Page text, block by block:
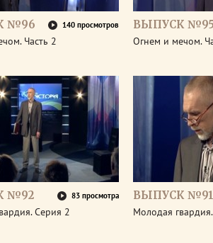
№96 140 просмотров
Часть 2
ВЫПУСК
Огнем и мечом.
№92 83 просмотра
Серия 2
ВЫПУСК №91
Молодая